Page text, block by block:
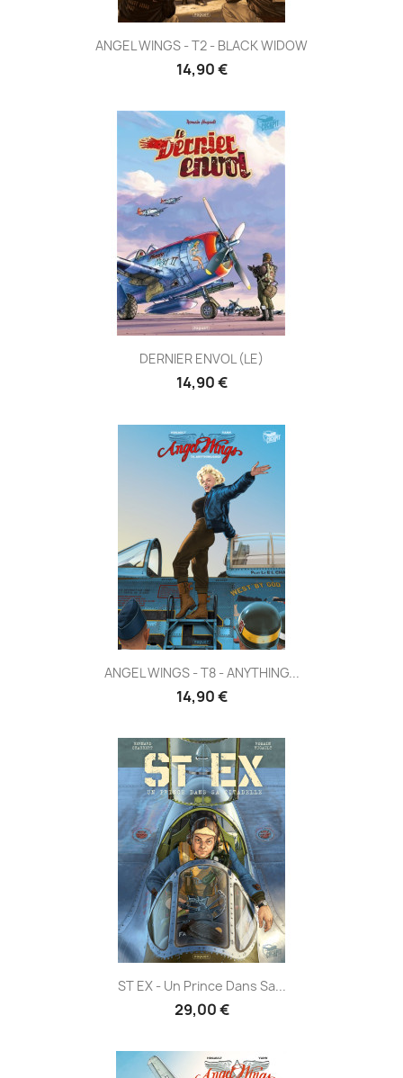
ANGEL WINGS - T2 - BLACK WIDOW
14,90 €
DERNIER ENVOL (LE)
14,90 €
ANGEL WINGS - T8 - ANYTHING...
14,90 €
ST EX - Un Prince Dans Sa...
29,00 €